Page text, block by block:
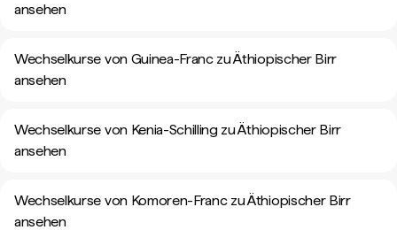
ansehen
Wechselkurse von Guinea-Franc zu Äthiopischer Birr
ansehen
Wechselkurse von Kenia-Schilling zu Äthiopischer Birr
ansehen
Wechselkurse von Komoren-Franc zu Äthiopischer Birr
ansehen